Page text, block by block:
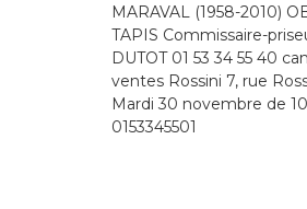
MARAVAL (1958-2010)
TAPIS Commissaire-
DUTOT 01 53 34 55 40
ventes Rossini 7, rue
Mardi 30 novembre de
0153345501